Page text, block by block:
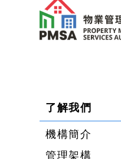
了解我們
機構簡介
管理架構